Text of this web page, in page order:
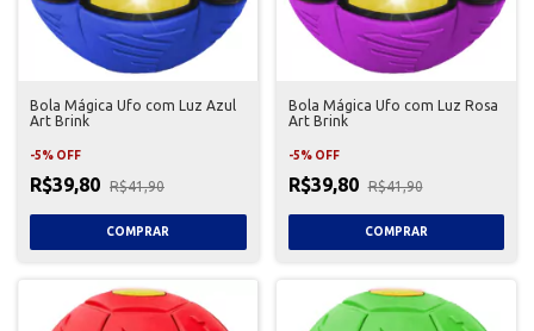
Bola Mágica Ufo com Luz Azul
Art Brink
-5% OFF
R$39,80 R$41,90
Bola Mágica Ufo com Luz Rosa
Art Brink
-5% OFF
R$39,80 R$41,90